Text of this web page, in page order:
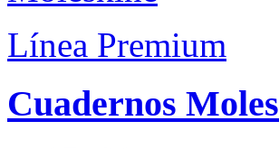
Línea Premium
Cuadernos